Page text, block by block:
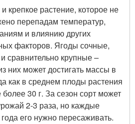
крепкое растение, которое не
перепадам температур,
и влиянию других
факторов. Ягоды сочные,
сравнительно крупные –
них может достигать массы в
как в среднем плоды растения
более 30 г. За сезон сорт может
2-3 раза, но каждые
его нужно пересаживать.